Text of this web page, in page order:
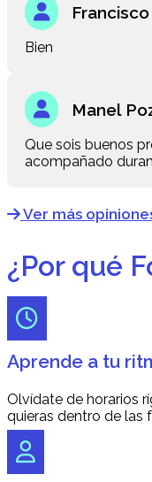
Francisco
Bien
Manel
Que sois buenos
acompañado
Ver más
¿Por qué
Aprende a tu
Olvídate de horarios
quieras dentro de las